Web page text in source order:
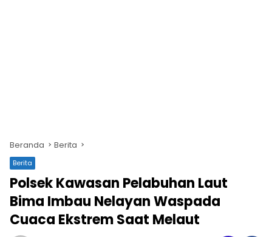
Beranda Berita
Berita
Polsek Kawasan Pelabuhan Laut
Bima Imbau Nelayan Waspada
Cuaca Ekstrem Saat Melaut